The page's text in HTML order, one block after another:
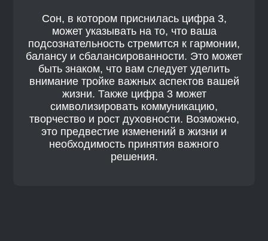
Сон, в котором приснилась цифра 3,
может указывать на то, что ваша
подсознательность стремится к гармонии,
балансу и сбалансированности. Это может
быть знаком, что вам следует уделить
внимание тройке важных аспектов вашей
жизни. Также цифра 3 может
символизировать коммуникацию,
творчество и рост духовности. Возможно,
это предвестие изменений в жизни и
необходимость принятия важного
решения.